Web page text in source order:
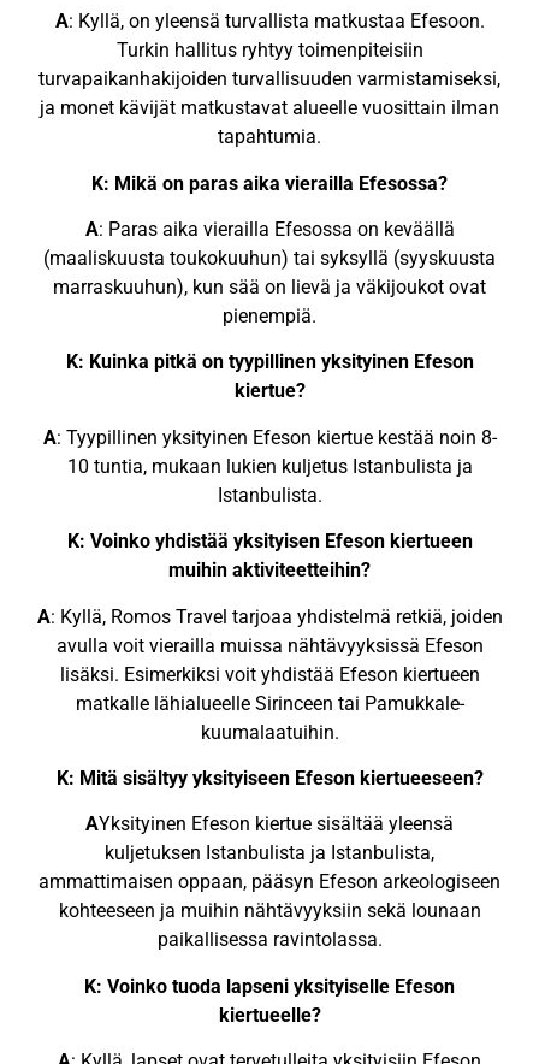
A: Kyllä, on yleensä turvallista matkustaa Efesoon.
Turkin hallitus ryhtyy toimenpiteisiin
turvapaikanhakijoiden turvallisuuden varmistamiseksi,
ja monet kävijät matkustavat alueelle vuosittain ilman
tapahtumia.
K: Mikä on paras aika vierailla Efesossa?
A: Paras aika vierailla Efesossa on keväällä
(maaliskuusta toukokuuhun) tai syksyllä (syyskuusta
marraskuuhun), kun sää on lievä ja väkijoukot ovat
pienempiä.
K: Kuinka pitkä on tyypillinen yksityinen Efeson
kiertue?
A: Tyypillinen yksityinen Efeson kiertue kestää noin 8-
10 tuntia, mukaan lukien kuljetus Istanbulista ja
Istanbulista.
K: Voinko yhdistää yksityisen Efeson kiertueen
muihin aktiviteetteihin?
A: Kyllä, Romos Travel tarjoaa yhdistelmä retkiä, joiden
avulla voit vierailla muissa nähtävyyksissä Efeson
lisäksi. Esimerkiksi voit yhdistää Efeson kiertueen
matkalle lähialueelle Sirinceen tai Pamukkale-
kuumalaatuihin.
K: Mitä sisältyy yksityiseen Efeson kiertueeseen?
AYksityinen Efeson kiertue sisältää yleensä
kuljetuksen Istanbulista ja Istanbulista,
ammattimaisen oppaan, pääsyn Efeson arkeologiseen
kohteeseen ja muihin nähtävyyksiin sekä lounaan
paikallisessa ravintolassa.
K: Voinko tuoda lapseni yksityiselle Efeson
kiertueelle?